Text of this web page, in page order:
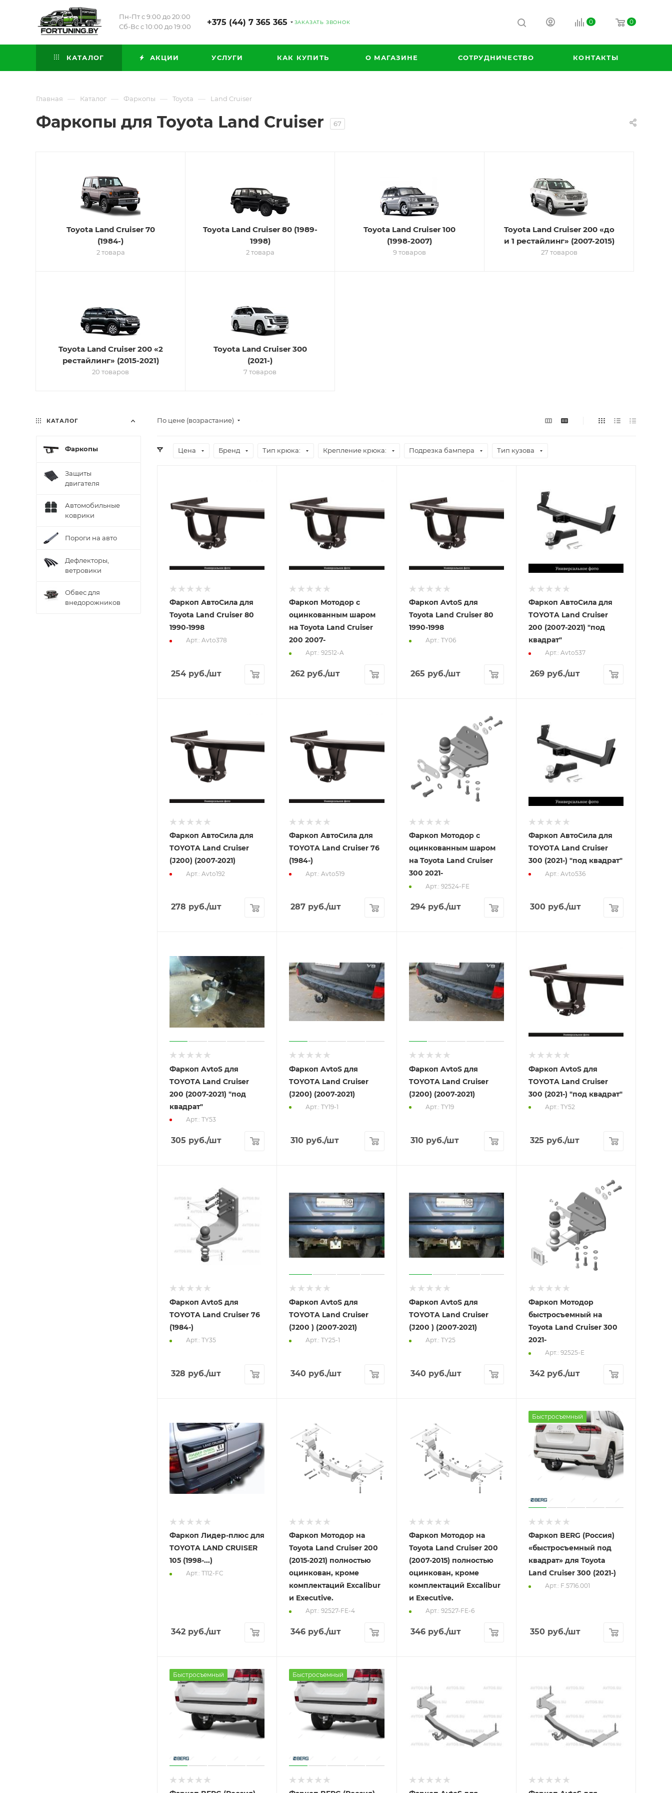
Пн-Пт с 9:00 до 20:00
Сб-Вс с 10:00 до 19:00
+375 (44) 7 365 365 ЗАКАЗАТЬ ЗВОНОК 0 0
КАТАЛОГ АКЦИИ УСЛУГИ КАК КУПИТЬ О МАГАЗИНЕ СОТРУДНИЧЕСТВО КОНТАКТЫ
Главная — Каталог — Фаркопы — Toyota — Land Cruiser
Фаркопы для Toyota Land Cruiser 67
Toyota Land Cruiser 70
(1984-)
2 товара
Toyota Land Cruiser 80 (1989-
1998)
2 товара
Toyota Land Cruiser 100
(1998-2007)
9 товаров
Toyota Land Cruiser 200 «до
и 1 рестайлинг» (2007-2015)
27 товаров
Toyota Land Cruiser 200 «2
рестайлинг» (2015-2021)
20 товаров
Toyota Land Cruiser 300
(2021-)
7 товаров
По цене (возрастание)
Цена Бренд Тип крюка: Крепление крюка: Подрезка бампера Тип кузова
Фаркоп АвтоСила для
Toyota Land Cruiser 80
1990-1998
Арт.: Avto378
254 руб./шт
Фаркоп Мотодор с
оцинкованным шаром
на Toyota Land Cruiser
200 2007-
Арт.: 92512-A
262 руб./шт
Фаркоп AvtoS для
Toyota Land Cruiser 80
1990-1998
Арт.: TY06
265 руб./шт
Фаркоп АвтоСила для
TOYOTA Land Cruiser
200 (2007-2021) "под
квадрат"
Арт.: Avto537
269руб./шт
Фаркоп АвтоСила для
TOYOTA Land Cruiser
(J200) (2007-2021)
Арт.: Avto192
278 руб./шт
Фаркоп АвтоСила для
TOYOTA Land Cruiser 76
(1984-)
Арт.: Avto519
287 руб./шт
Фаркоп Мотодор с
оцинкованным шаром
на Toyota Land Cruiser
300 2021-
Арт.: 92524-FE
294руб./шт
Фаркоп АвтоСила для
TOYOTA Land Cruiser
300 (2021-) "под квадрат"
Арт.: Avto536
300руб./шт
Фаркоп AvtoS для
TOYOTA Land Cruiser
200 (2007-2021) "под
квадрат"
Арт.: TY53
305 руб./шт
Фаркоп AvtoS для
TOYOTA Land Cruiser
(J200) (2007-2021)
Арт.: TY19-1
310 руб./шт
Фаркоп AvtoS для
TOYOTA Land Cruiser
(J200) (2007-2021)
Арт.: TY19
310руб./шт
Фаркоп AvtoS для
TOYOTA Land Cruiser
300 (2021-) "под квадрат"
Арт.: TY52
325 руб./шт
Фаркоп AvtoS для
TOYOTA Land Cruiser 76
(1984-)
Арт.: TY35
328 руб./шт
Фаркоп AvtoS для
TOYOTA Land Cruiser
(J200 ) (2007-2021)
Арт.: TY25-1
340 руб./шт
Фаркоп AvtoS для
TOYOTA Land Cruiser
(J200 ) (2007-2021)
Арт.: TY25
340руб./шт
Фаркоп Мотодор
быстросъемный на
Toyota Land Cruiser 300
2021-
Арт.: 92525-E
342руб./шт
Фаркоп Лидер-плюс для
TOYOTA LAND CRUISER
105 (1998-...)
Арт.: T112-FC
342 руб./шт
Фаркоп Мотодор на
Toyota Land Cruiser 200
(2015-2021) полностью
оцинкован, кроме
комплектаций Excalibur
и Executive.
Арт.: 92527-FE-4
346 руб./шт
Фаркоп Мотодор на
Toyota Land Cruiser 200
(2007-2015) полностью
оцинкован, кроме
комплектаций Excalibur
и Executive.
Арт.: 92527-FE-6
346руб./шт
Быстросъемный
Фаркоп BERG (Россия)
«быстросъемный под
квадрат» для Toyota
Land Cruiser 300 (2021-)
Арт.: F.5716.001
350руб./шт
Быстросъемный Быстросъемный
КАТАЛОГ
Фаркопы
Защиты
двигателя
Автомобильные
коврики
Пороги на авто
Дефлекторы,
ветровики
Обвес для
внедорожников